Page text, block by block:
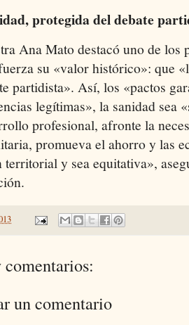
protegida del debate
Ana Mato destacó uno de los
su «valor histórico»: que
partidista». Así, los «pactos
legítimas», la sanidad sea
profesional, afronte la
promueva el ahorro y las
territorial y sea equitativa»,
un comentario